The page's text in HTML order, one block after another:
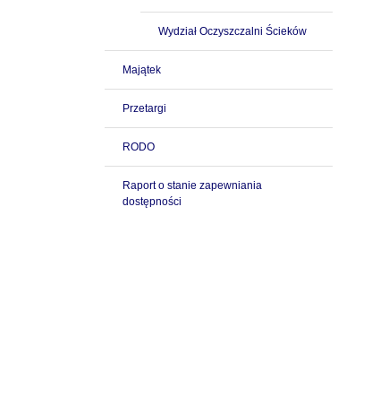
Wydział Oczyszczalni Ścieków
Majątek
Przetargi
RODO
Raport o stanie zapewniania
dostępności